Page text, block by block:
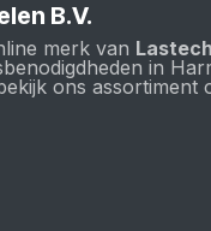
B.V.
merk van
in
ons assortiment